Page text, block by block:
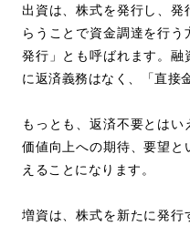
出資は、株式を発行し、発
らうことで資金調達を行
発行」とも呼ばれます。
に返済義務はなく、「直接
もっとも、返済不要とは
価値向上への期待、要望
えることになります。
増資は、株式を新たに発